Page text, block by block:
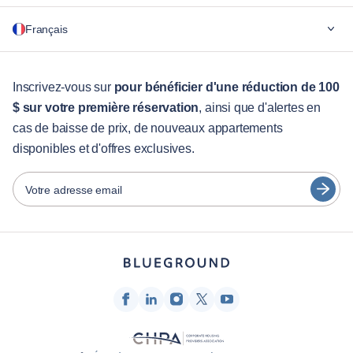
Pour les entreprises
Services aux visiteurs
Guides des villes
Partenaires
Opérateurs de location de meubles
Propriétaires
Partenaires de franchise
Français
English
Português
Español
Français
Türkçe
Inscrivez-vous sur pour bénéficier d'une réduction de 100
$ sur votre première réservation, ainsi que d'alertes en
cas de baisse de prix, de nouveaux appartements
disponibles et d'offres exclusives.
Votre adresse email